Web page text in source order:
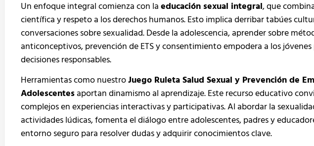
Un enfoque integral comienza con laeducación sexual integral, que
científica y respeto a los derechos humanos. Esto implica derribar tabúes
conversaciones sobre sexualidad. Desde la adolescencia, aprender sobre
anticonceptivos, prevención de ETS y consentimiento empodera a los
decisiones responsables.
Herramientas como nuestroJuego Ruleta Salud Sexual y Prevención de
Adolescentesaportan dinamismo al aprendizaje. Este recurso educativo
complejos en experiencias interactivas y participativas. Al abordar la
actividades lúdicas, fomenta el diálogo entre adolescentes, padres y
entorno seguro para resolver dudas y adquirir conocimientos clave.